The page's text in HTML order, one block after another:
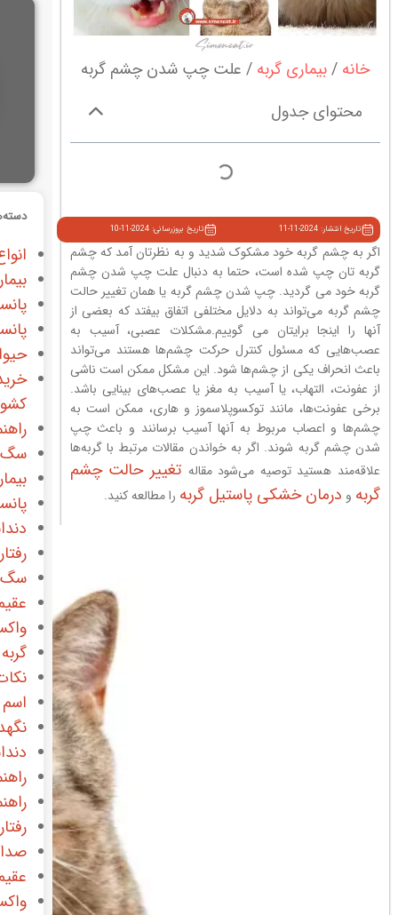
خانه بیماری گربه علت چپ شدن چشم گربه
محتوای جدول
تاریخ انتشار: 2024-11-11 تاریخ بروزرسانی: 2024-11-10
اگر به چشم گربه خود مشکوک شدید و به نظرتان آمد که چشم
گربه تان چپ شده است، حتما به دنبال علت چپ شدن چشم
گربه خود می گردید. چپ شدن چشم گربه یا همان تغییر حالت
چشم گربه می‌تواند به دلایل مختلفی اتفاق بیفتد که بعضی از
آنها را اینجا برایتان می گوییم.مشکلات عصبی، آسیب به
عصب‌هایی که مسئول کنترل حرکت چشم‌ها هستند می‌تواند
باعث انحراف یکی از چشم‌ها شود. این مشکل ممکن است ناشی
از عفونت، التهاب، یا آسیب به مغز یا عصب‌های بینایی باشد.
برخی عفونت‌ها، مانند توکسوپلاسموز و هاری، ممکن است به
چشم‌ها و اعصاب مربوط به آنها آسیب برسانند و باعث چپ
شدن چشم گربه شوند. اگر به خواندن مقالات مرتبط با گربه‌ها
علاقه‌مند هستید توصیه می‌شود مقاله تغییر حالت چشم
گربه و درمان خشکی پاستیل گربه را مطالعه کنید.
سگ
اسم